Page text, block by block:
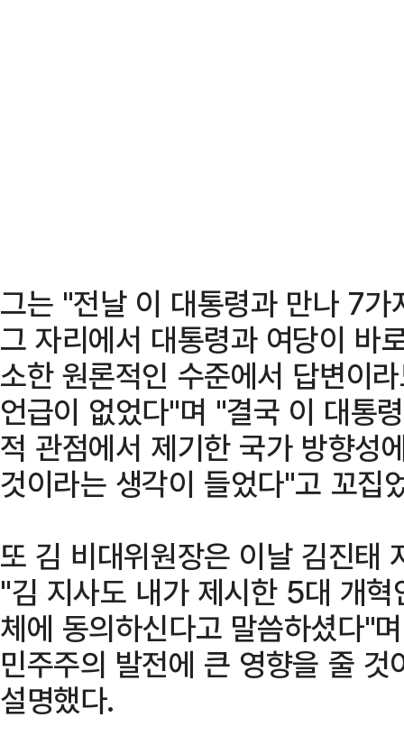
그는 "전날 이 대통령과 만나 7
그 자리에서 대통령과 여당이 바
소한 원론적인 수준에서 답변이
언급이 없었다"며 "결국 이 대통
적 관점에서 제기한 국가 방향성
것이라는 생각이 들었다"고 꼬집
또 김 비대위원장은 이날 김진태
"김 지사도 내가 제시한 5대 개
체에 동의하신다고 말씀하셨다"
민주주의 발전에 큰 영향을 줄
설명했다.